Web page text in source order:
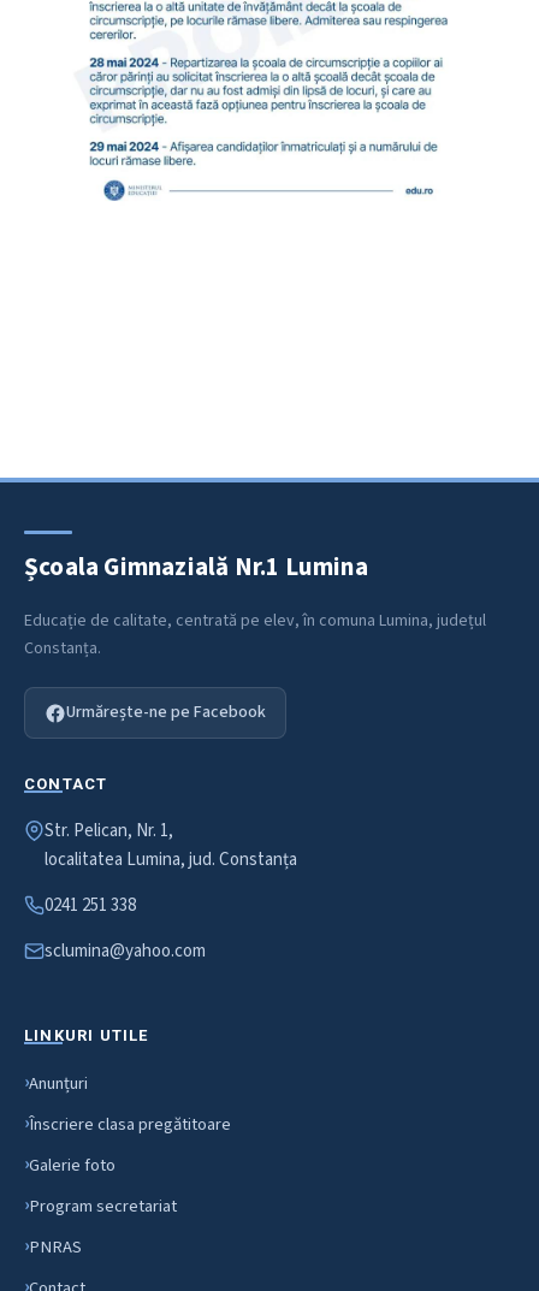
Școala Gimnazială Nr.1 Lumina
Educație de calitate, centrată pe elev, în comuna Lumina, județul
Constanța.
Urmărește-ne pe Facebook
CONTACT
Str. Pelican, Nr. 1,
localitatea Lumina, jud. Constanța
0241 251 338
sclumina@yahoo.com
LINKURI UTILE
Anunțuri
Înscriere clasa pregătitoare
Galerie foto
Program secretariat
PNRAS